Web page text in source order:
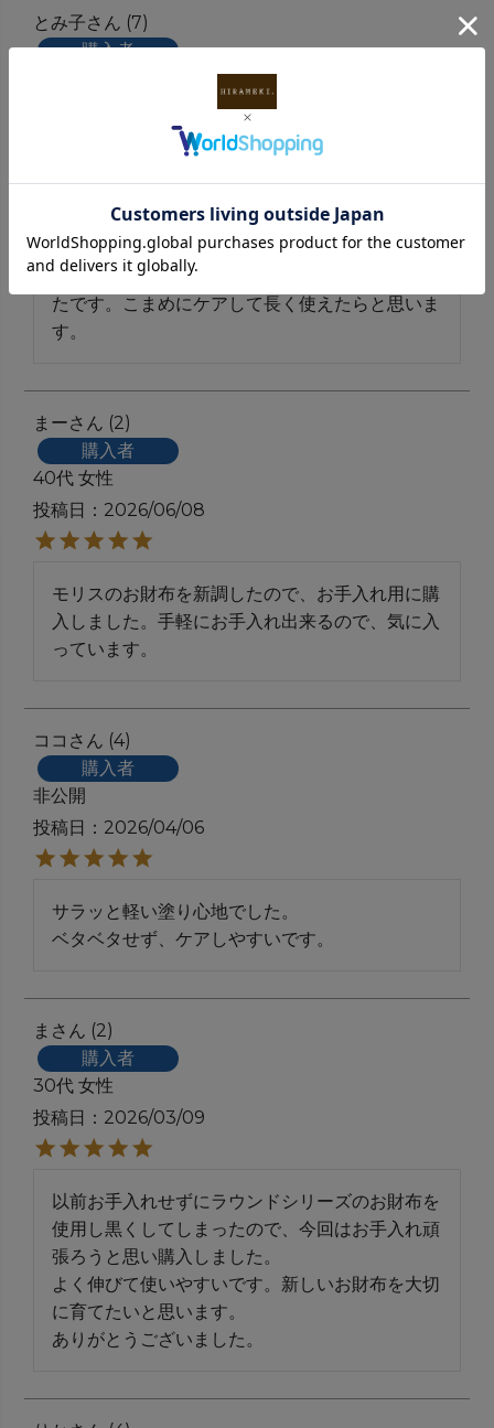
とみ子
7
購入者
すめケアだったのと、UVカットと防カビ効果も
あったのでこちらにしました。クリームはやや固
めですが伸ばしやすく、初めてでも塗りやすかっ
たです。こまめにケアして長く使えたらと思いま
す。
まー
2
購入者
40代 女性
投稿日
2026/06/08
モリスのお財布を新調したので、お手入れ用に購
入しました。手軽にお手入れ出来るので、気に入
っています。
ココ
4
購入者
非公開
投稿日
2026/04/06
サラッと軽い塗り心地でした。
ベタベタせず、ケアしやすいです。
ま
2
購入者
30代 女性
投稿日
2026/03/09
以前お手入れせずにラウンドシリーズのお財布を
使用し黒くしてしまったので、今回はお手入れ頑
張ろうと思い購入しました。
よく伸びて使いやすいです。新しいお財布を大切
に育てたいと思います。
ありがとうございました。